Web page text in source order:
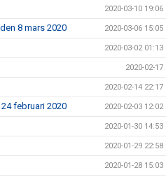
2020-03-10 19:06
8 mars 2020 2020-03-06 15:05
2020-03-02 01:13
2020-02-17
2020-02-14 22:17
februari 2020 2020-02-03 12:02
2020-01-30 14:53
2020-01-29 22:58
2020-01-28 15:03